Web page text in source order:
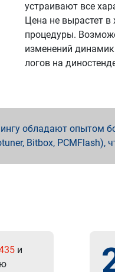
устраивают все
Цена не вырастет в
процедуры.
изменений
логов на
обладают опытом
Bitbox, PCMFlash),
и